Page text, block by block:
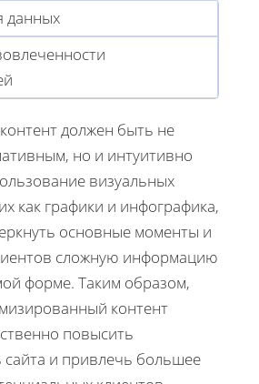
данных
должен быть не
но и интуитивно
визуальных
как графики и инфографика,
основные моменты и
сложную информацию
форме. Таким образом,
контент
повысить
сайта и привлечь большее